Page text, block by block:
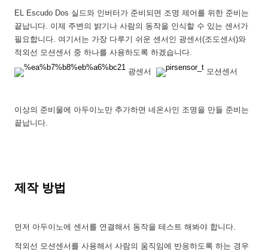
EL Escudo Dos 실드와 인버터가 준비되면 조명 제어를 위한 준비는
끝납니다. 이제 주변의 밝기나 사람의 동작을 인식할 수 있는 센서가
필요합니다. 여기서는 가장 다루기 쉬운 센서인 광센서(조도센서)와
적외선 모션센서 중 하나를 사용하도록 하겠습니다.
광센서 모션센서
이상의 준비물에 아두이노만 추가하면 네온사인 조명을 만들 준비는
끝납니다.
제작 방법
먼저 아두이노에 센서를 연결해서 동작을 테스트 해봐야 합니다.
적외선 모션센서를 사용해서 사람의 움직임에 반응하도록 하는 경우